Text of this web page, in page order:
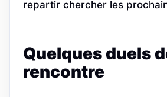
repartir chercher les
Quelques duels
rencontre